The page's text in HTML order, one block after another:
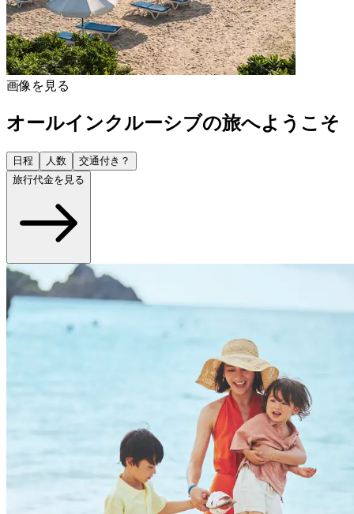
画像を見る
オールインクルーシブの旅へようこそ
日程 人数
交通付き？
旅行代金を見る